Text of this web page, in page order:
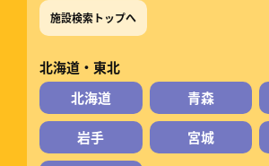
施設検索トップへ
北海道・東北
北海道
青森
岩手 宮城